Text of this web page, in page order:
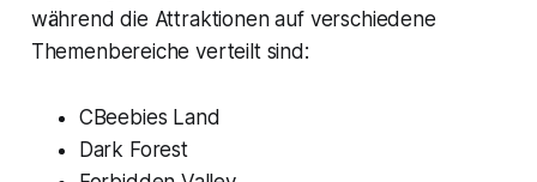
während die Attraktionen auf verschiedene
Themenbereiche verteilt sind:
CBeebies Land
Dark Forest